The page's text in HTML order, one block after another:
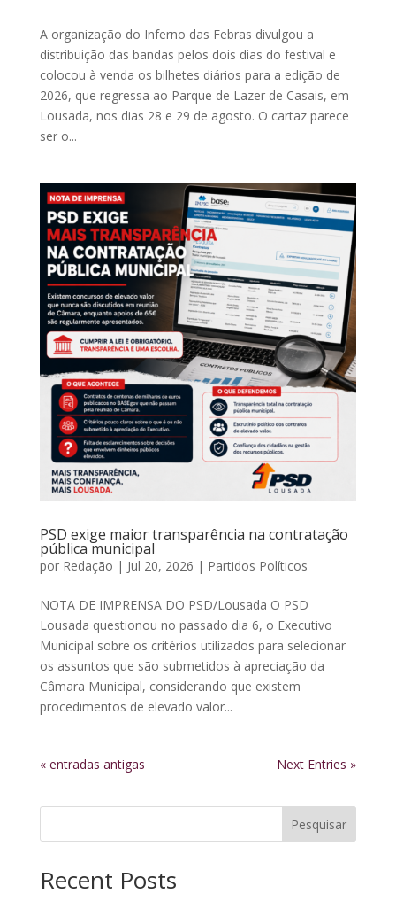
A ​organização do Inferno das Febras divulgou a
distribuição das bandas pelos dois dias do festival e
colocou à venda os bilhetes diários para a edição de
2026, que regressa ao Parque de Lazer de Casais, em
Lousada, nos dias 28 e 29 de agosto. O cartaz ​parece
ser o...
PSD exige maior transparência na contratação
pública municipal
por Redação | Jul 20, 2026 | Partidos Políticos
NOTA DE IMPRENSA DO PSD/Lousada O PSD
Lousada questionou no passado dia 6, o Executivo
Municipal sobre os critérios utilizados para selecionar
os assuntos que são submetidos à apreciação da
Câmara Municipal, considerando que existem
procedimentos de elevado valor...
« entradas antigas Next Entries »
Pesquisar
Recent Posts